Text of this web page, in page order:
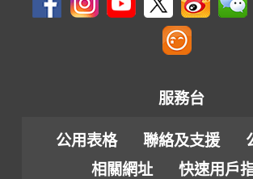
服務台
公用表格 聯絡及支援
相關網址
快速用戶